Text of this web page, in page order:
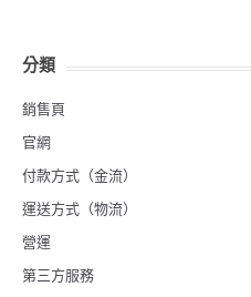
分類
銷售頁
官網
付款方式（金流）
運送方式（物流）
營運
第三方服務